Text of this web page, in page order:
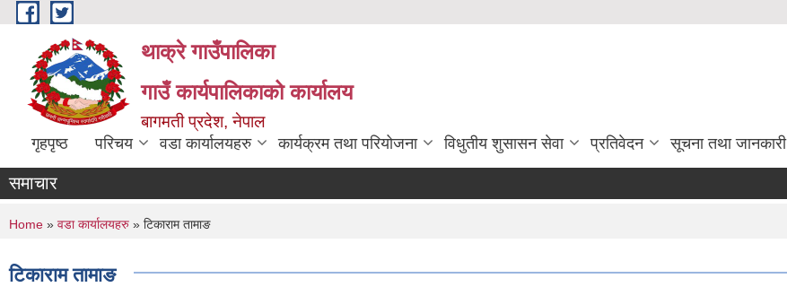
Skip to main content
थाक्रे गाउँपालिका
गाउँ कार्यपालिकाको कार्यालय
बागमती प्रदेश, नेपाल
गृहपृष्ठ परिचय वडा कार्यालयहरु कार्यक्रम तथा परियोजना विधुतीय शुसासन सेवा प्रतिवेदन सूचना तथा जानकारी
समाचार
You are here
Home » वडा कार्यालयहरु » टिकाराम तामाङ
टिकाराम तामाङ